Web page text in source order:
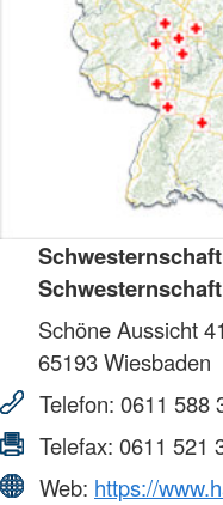
Schöne Aussicht 41
65193Wiesbaden
Telefon: 0611 588
Telefax: 0611 521
Web: https://